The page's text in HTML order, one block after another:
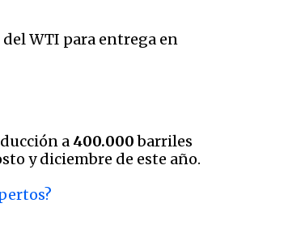
WTI para entrega en
a 400.000barriles
y diciembre de este año.